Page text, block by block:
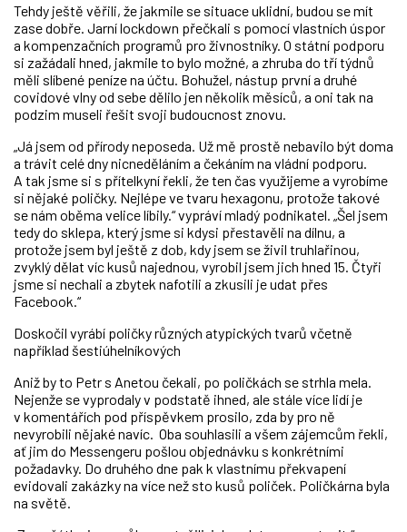
Tehdy ještě věřili, že jakmile se situace uklidní, budou se mít
zase dobře. Jarní lockdown přečkali s pomocí vlastních úspor
a kompenzačních programů pro živnostníky. O státní podporu
si zažádali hned, jakmile to bylo možné, a zhruba do tří týdnů
měli slíbené peníze na účtu. Bohužel, nástup první a druhé
covidové vlny od sebe dělilo jen několik měsíců, a oni tak na
podzim museli řešit svoji budoucnost znovu.
„Já jsem od přírody neposeda. Už mě prostě nebavilo být doma
a trávit celé dny nicneděláním a čekáním na vládní podporu.
A tak jsme si s přítelkyní řekli, že ten čas využijeme a vyrobíme
si nějaké poličky. Nejlépe ve tvaru hexagonu, protože takové
se nám oběma velice líbily.“ vypráví mladý podnikatel. „Šel jsem
tedy do sklepa, který jsme si kdysi přestavěli na dílnu, a
protože jsem byl ještě z dob, kdy jsem se živil truhlařinou,
zvyklý dělat víc kusů najednou, vyrobil jsem jich hned 15. Čtyři
jsme si nechali a zbytek nafotili a zkusili je udat přes
Facebook.“
Doskočil vyrábí poličky různých atypických tvarů včetně
například šestiúhelníkových
Aniž by to Petr s Anetou čekali, po poličkách se strhla mela.
Nejenže se vyprodaly v podstatě ihned, ale stále více lidí je
v komentářích pod příspěvkem prosilo, zda by pro ně
nevyrobili nějaké navíc. Oba souhlasili a všem zájemcům řekli,
ať jim do Messengeru pošlou objednávku s konkrétními
požadavky. Do druhého dne pak k vlastnímu překvapení
evidovali zakázky na více než sto kusů poliček. Poličkárna byla
na světě.